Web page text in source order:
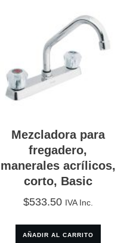
Mezcladora para
fregadero,
manerales acrílicos,
corto, Basic
$533.50 IVA Inc.
AÑADIR AL CARRITO